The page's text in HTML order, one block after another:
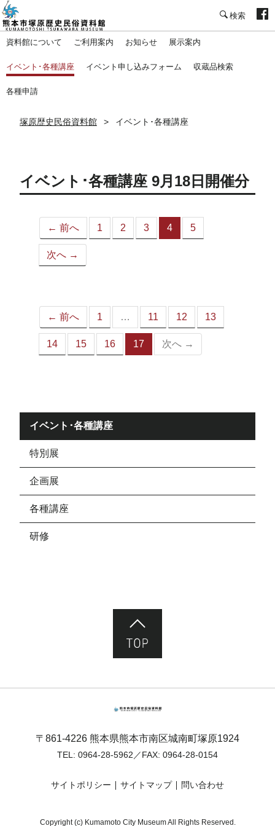
資料館について ご利用案内 お知らせ 展示案内
イベント･各種講座 イベント申し込みフォーム 収蔵品検索
各種申請
塚原歴史民俗資料館 イベント･各種講座
イベント･各種講座 9月18日開催分
← 前へ 1 2 3 4
（こ
5
次へ →
← 前へ 1 … 11 12 13
14 15 16 17
（こ
次へ →
イベント･各種講座
特別展
企画展
各種講座
研修
〒861-4226 熊本県熊本市南区城南町塚原1924
TEL: 0964-28-5962 ／FAX: 0964-28-0154
サイトポリシー サイトマップ 問い合わせ
Copyright (c) Kumamoto City Museum All Rights Reserved.